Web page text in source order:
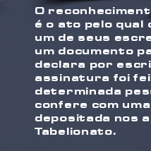
O
é o ato pelo qual
um de seus
um documento
declara por
assinatura foi
determinada
confere com
depositada nos
Tabelionato.